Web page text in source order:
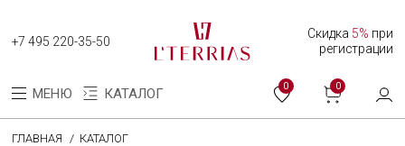
+7 495 220-35-50
Скидка 5% при
регистрации
МЕНЮ КАТАЛОГ 0 0
ГЛАВНАЯ КАТАЛОГ